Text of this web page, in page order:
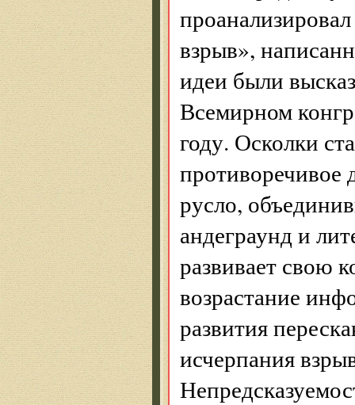
взрыв»,
идеи были
Всемирном
году. Осколки
противоречивое
русло,
андеграунд и
развивает свою
возрастание
развития
исчерпания